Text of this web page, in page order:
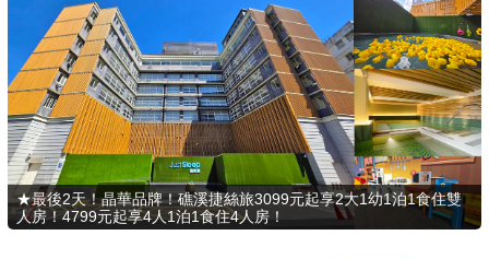
首 頁
搜尋景點
好康優惠
最新消息
★最後2天！晶華品牌！礁溪捷絲旅3099元起享2大1幼1泊1食住雙
人房！4799元起享4人1泊1食住4人房！